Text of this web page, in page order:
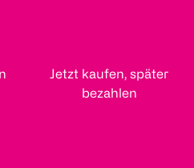
Jetzt kaufen, später
bezahlen